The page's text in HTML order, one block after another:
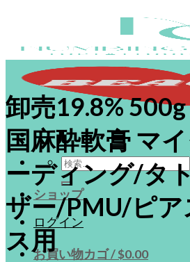
検
索
対
象:
ショップ
ログイン
お買い物カゴ /$0.00
卸売19.8%
国麻酔軟膏 マ
ーディング/タ
ザー/PMU/ピア
ス用